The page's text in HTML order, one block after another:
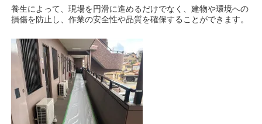
養生によって、現場を円滑に進めるだけでなく、建物や環境への
損傷を防止し、作業の安全性や品質を確保することができます。